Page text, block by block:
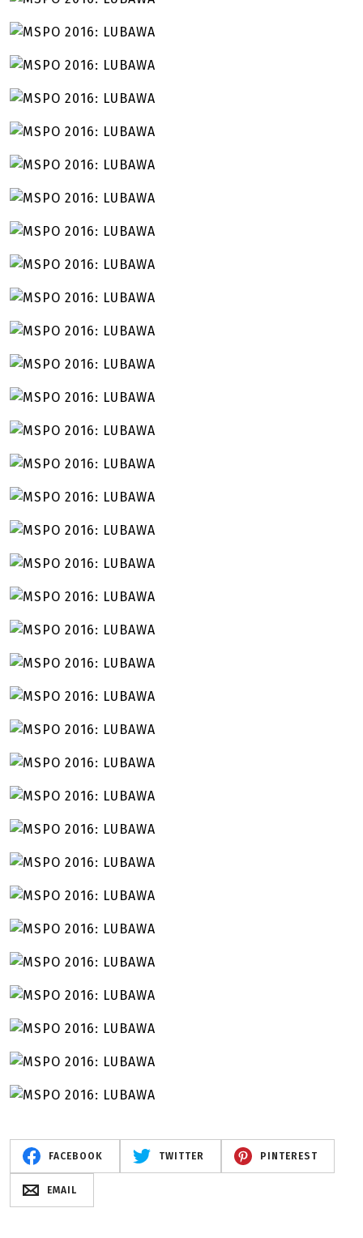
FACEBOOK TWITTER PINTEREST
EMAIL